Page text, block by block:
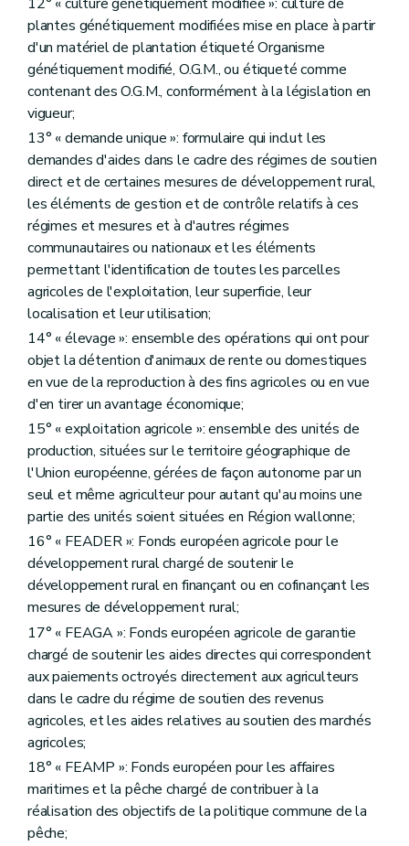
Art. D257
Chapitre IV Les modalités de recouvrement
Art. D258
Art. D259
Art. D260
TitreX/1
Des aides destinées à remédier aux dommages causés par des calamités agricoles
Art.
Art.D260/2
Art.D260/3
Art.D260/4
Art.D260/5
Art.D260/6
Art.
D260/7
Titre XI La gestion de l'espace agricole et rural
Chapitre Ier
Les voiries agricoles
Art. D261
Chapitre II Protection contre l'érosion et lutte contre les inondations
Section 1
re
Subsides aux pouvoirs locaux
Art. D262
Section 2 Lutte contre l'érosion du sol
Art. D263
Art. D264
Art. D265
Chapitre III L'aménagement foncier de biens ruraux
Section 1
Dispositions générales
Art. D266
Art. D267
Section 2 L'aménagement foncier
Art. D268
Sous-section 1 re
Comité d'aménagement foncier
Art. D270
Art. D271
Art. D271/1
Sous-section 2 Des formalités préalables
Art. D272
Art. D273
Art. D274
Art. D275
Art. D276
Art. D276/1
Art. D277
Commission consultative
Art. D279
Sous-section 4 Des opérations d'aménagement foncier
Art. D280
plantes génétiquement modifiées mise en place à partir
d'un matériel de plantation étiqueté Organisme
génétiquement modifié, O.G.M., ou étiqueté comme
contenant des O.G.M., conformément à la législation en
vigueur;
13° « demande unique »: formulaire qui inclut les
demandes d'aides dans le cadre des régimes de soutien
direct et de certaines mesures de développement rural,
les éléments de gestion et de contrôle relatifs à ces
régimes et mesures et à d'autres régimes
communautaires ou nationaux et les éléments
permettant l'identification de toutes les parcelles
agricoles de l'exploitation, leur superficie, leur
localisation et leur utilisation;
14° « élevage »: ensemble des opérations qui ont pour
objet la détention d'animaux de rente ou domestiques
en vue de la reproduction à des fins agricoles ou en vue
d'en tirer un avantage économique;
15° « exploitation agricole »: ensemble des unités de
production, situées sur le territoire géographique de
l'Union européenne, gérées de façon autonome par un
seul et même agriculteur pour autant qu'au moins une
partie des unités soient situées en Région wallonne;
16° « FEADER »: Fonds européen agricole pour le
développement rural chargé de soutenir le
développement rural en finançant ou en cofinançant les
mesures de développement rural;
17° « FEAGA »: Fonds européen agricole de garantie
chargé de soutenir les aides directes qui correspondent
aux paiements octroyés directement aux agriculteurs
dans le cadre du régime de soutien des revenus
agricoles, et les aides relatives au soutien des marchés
agricoles;
18° « FEAMP »: Fonds européen pour les affaires
maritimes et la pêche chargé de contribuer à la
réalisation des objectifs de la politique commune de la
pêche;